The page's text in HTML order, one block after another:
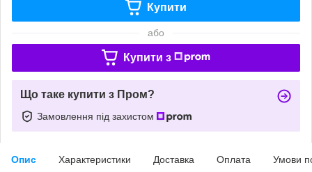
Купити
або
Купити з
Що таке купити з Пром?
Замовлення під захистом
Опис Характеристики Доставка Оплата Умови